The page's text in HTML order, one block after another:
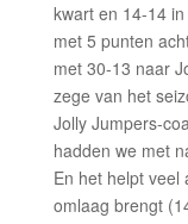
kwart en 14-14
met 5 punten
met 30-13 naar
zege van het
Jolly Jumpers-
hadden we met
En het helpt veel
omlaag brengt